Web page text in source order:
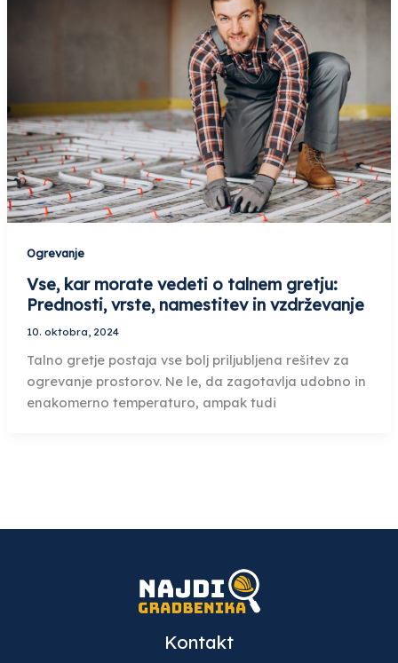
Ogrevanje
Vse, kar morate vedeti o talnem gretju:
Prednosti, vrste, namestitev in vzdrževanje
10. oktobra, 2024
Talno gretje postaja vse bolj priljubljena rešitev za
ogrevanje prostorov. Ne le, da zagotavlja udobno in
enakomerno temperaturo, ampak tudi
Kontakt